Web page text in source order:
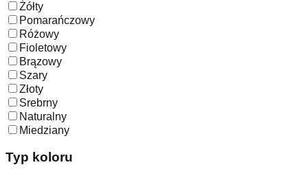
Żółty
Pomarańczowy
Różowy
Fioletowy
Brązowy
Szary
Złoty
Srebrny
Naturalny
Miedziany
Typ koloru